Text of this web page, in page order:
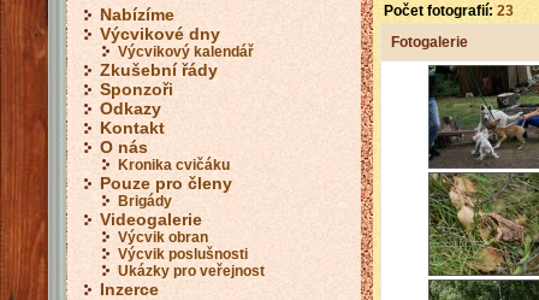
Počet fotografií: 23
Fotogalerie
Nabízíme
Výcvikové dny
Výcvikový kalendář
Zkušební řády
Sponzoři
Odkazy
Kontakt
O nás
Kronika cvičáku
Pouze pro členy
Brigády
Videogalerie
Výcvik obran
Výcvik poslušnosti
Ukázky pro veřejnost
Inzerce